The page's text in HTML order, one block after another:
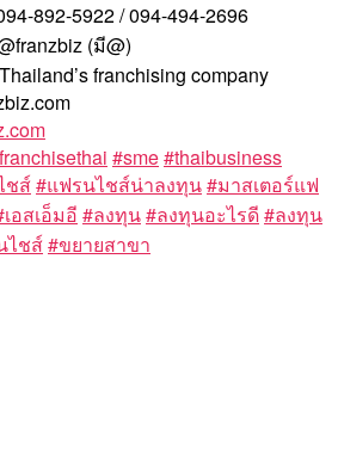
892-5922 / 094-494-2696
(มี@)
franchising company
#sme#thaibusiness
ชส์#แฟรนไชส์น่าลงทุน#มาสเตอร์แฟ
อสเอ็มอี #ลงทุน#ลงทุนอะไรดี#ลงทุน
ไชส์#ขยายสาขา